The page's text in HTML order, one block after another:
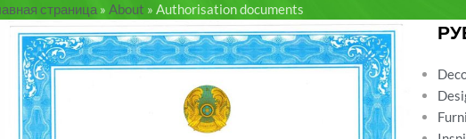
страница» About » Authorisation documents